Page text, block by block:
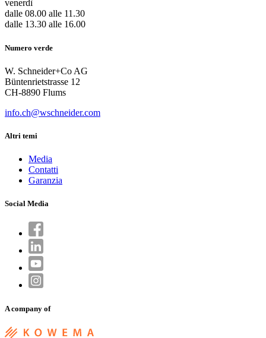
venerdì
dalle 08.00 alle 11.30
dalle 13.30 alle 16.00
Numero verde
W. Schneider+Co AG
Büntenrietstrasse 12
CH-8890 Flums
info.ch@wschneider.com
Altri temi
Media
Contatti
Garanzia
Social Media
A company of